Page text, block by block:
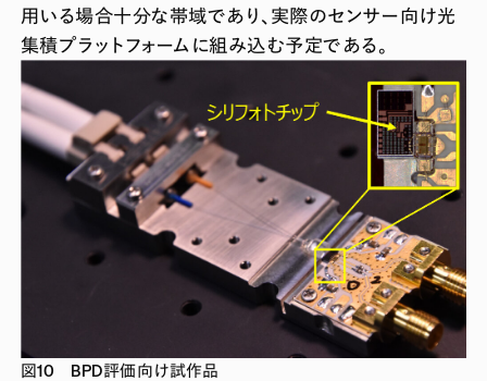
用いる場合十分な帯域であり、実際のセンサー向け光
集積プラットフォームに組み込む予定である。
図10 BPD評価向け試作品